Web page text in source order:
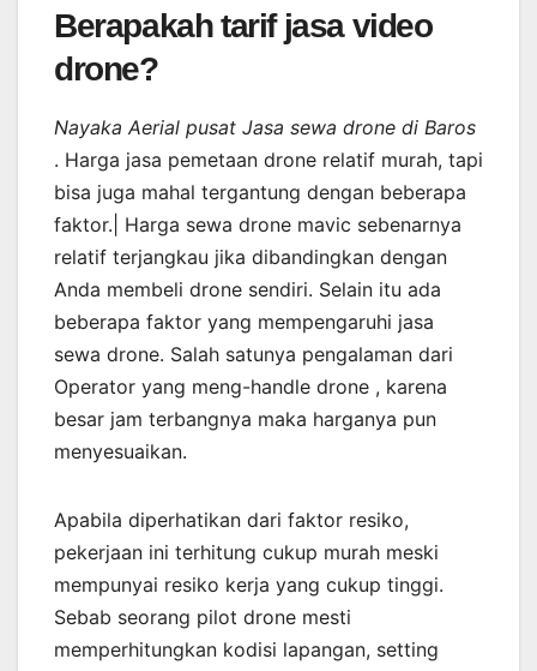
Berapakah tarif jasa video
drone?
Nayaka Aerial pusat Jasa sewa drone di Baros
. Harga jasa pemetaan drone relatif murah, tapi
bisa juga mahal tergantung dengan beberapa
faktor.| Harga sewa drone mavic sebenarnya
relatif terjangkau jika dibandingkan dengan
Anda membeli drone sendiri. Selain itu ada
beberapa faktor yang mempengaruhi jasa
sewa drone. Salah satunya pengalaman dari
Operator yang meng-handle drone , karena
besar jam terbangnya maka harganya pun
menyesuaikan.
Apabila diperhatikan dari faktor resiko,
pekerjaan ini terhitung cukup murah meski
mempunyai resiko kerja yang cukup tinggi.
Sebab seorang pilot drone mesti
memperhitungkan kodisi lapangan, setting